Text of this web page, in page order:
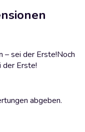
– sei der Erste!Noch
der Erste!
abgeben.